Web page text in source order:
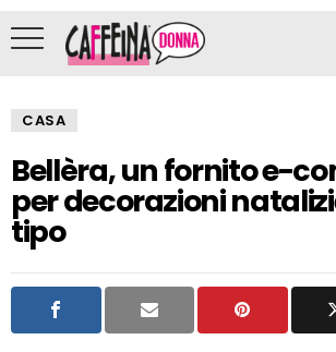
CASA
Bellèra, un fornito e-
per decorazioni
tipo